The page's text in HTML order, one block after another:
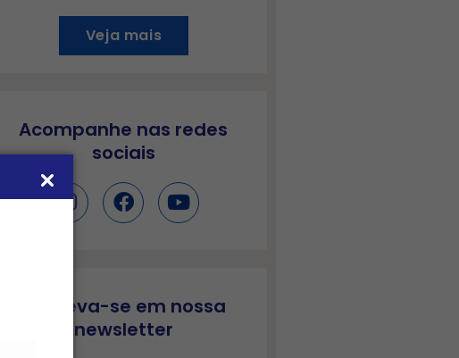
Veja mais
Acompanhe nas redes
sociais
Inscreva-se em nossa
newsletter